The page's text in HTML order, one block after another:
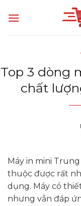
Top 3 dòng
chất
Máy in mini
thuộc được rất
dụng. Máy có
nhưng vẫn đáp